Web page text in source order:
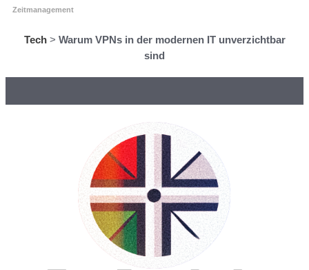
Zeitmanagement
Tech> Warum VPNs in der modernen IT unverzichtbar
sind